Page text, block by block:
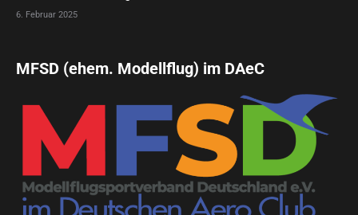
6. Februar 2025
MFSD (ehem. Modellflug) im DAeC